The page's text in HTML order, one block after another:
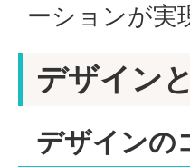
ーションが実
デザイン
デザインの